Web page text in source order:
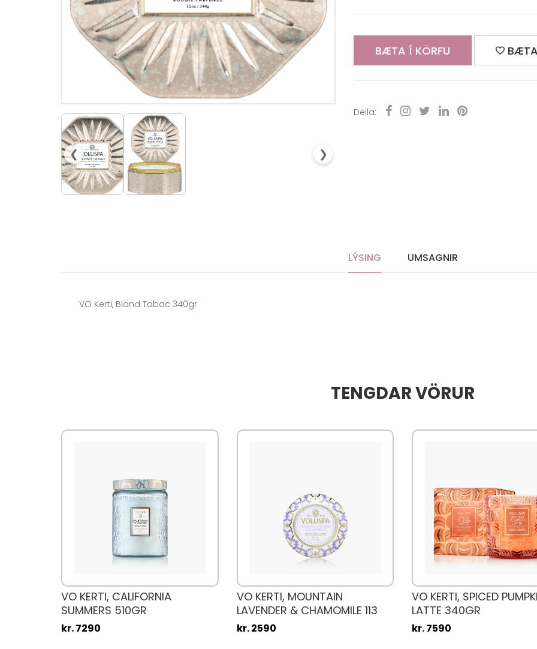
❮ ❯
BÆTA Í KÖRFU BÆTA
Deila:
LÝSING UMSAGNIR
VO Kerti, Blond Tabac 340gr
TENGDAR VÖRUR
VO KERTI, SPICED
LATTE 340GR
kr. 7590
VO KERTI, MOUNTAIN
LAVENDER & CHAMOMILE 113
GR
kr. 2590
VO KERTI, CALIFORNIA
SUMMERS 510GR
kr. 7290